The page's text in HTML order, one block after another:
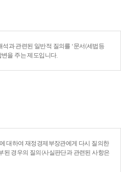
과 관련된 일반적 질의를 '문서(세법등
을 주는 제도입니다.
대하여 재정경제부장관에게 다시 질의한
된 경우의 질의(사실판단과 관련된 사항은